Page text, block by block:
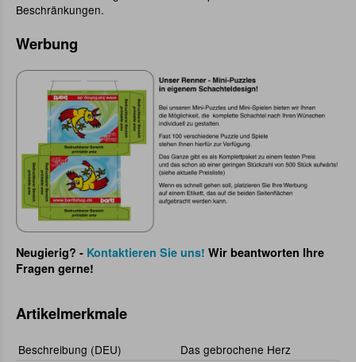
Beschränkungen.
Werbung
Neugierig? - Kontaktieren Sie uns! Wir beantworten Ihre
Fragen gerne!
Artikelmerkmale
Beschreibung (DEU)
Das gebrochene Herz